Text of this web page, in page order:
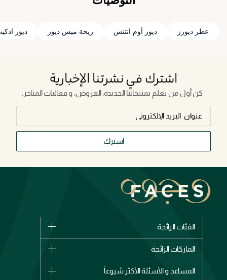
عطر ديورز ديور أوم انتنس ريحة ميس ديور ديور
اشترك في نشرتنا الإخبارية
كن أول من يعلم بمنتجاتنا الجديدة، العروض، و فعاليات المتاجر.
اشترك
الفئات الرائجة
الأكثر مبيعاً
الماركات الرائجة
المساعد و الأسئلة الأكثر شيوعاً